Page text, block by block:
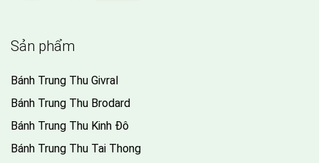
Sản phẩm
Bánh Trung Thu Givral
Bánh Trung Thu Brodard
Bánh Trung Thu Kinh Đô
Bánh Trung Thu Tai Thong